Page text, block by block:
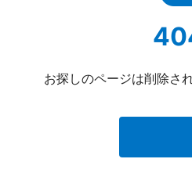
お探しのページは削除さ